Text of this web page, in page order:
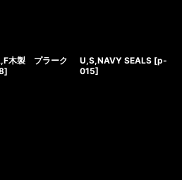
木製 プラーク
]
U,S,NAVY SEALS [p-
015]